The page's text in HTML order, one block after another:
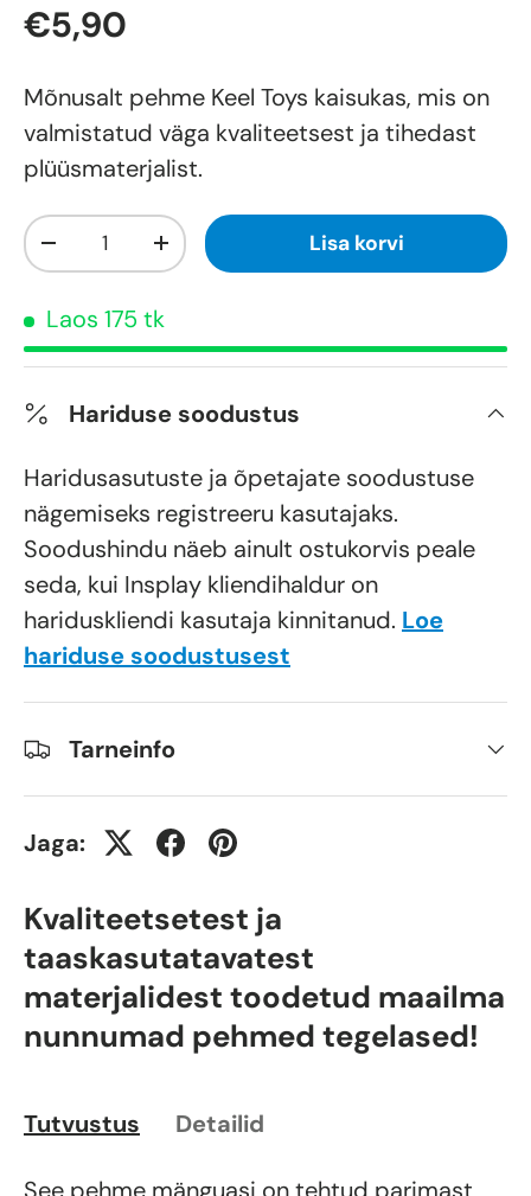
€5,90
Mõnusalt pehme Keel Toys kaisukas, mis on
valmistatud väga kvaliteetsest ja tihedast
plüüsmaterjalist.
Kogus
+ Lisa korvi
Laos 175 tk
Hariduse soodustus
Haridusasutuste ja õpetajate soodustuse
nägemiseks registreeru kasutajaks.
Soodushindu näeb ainult ostukorvis peale
seda, kui Insplay kliendihaldur on
hariduskliendi kasutaja kinnitanud. Loe
hariduse soodustusest
Tarneinfo
Jaga:
Kvaliteetsetest ja
taaskasutatavatest
materjalidest toodetud maailma
nunnumad pehmed tegelased!
Tutvustus Detailid